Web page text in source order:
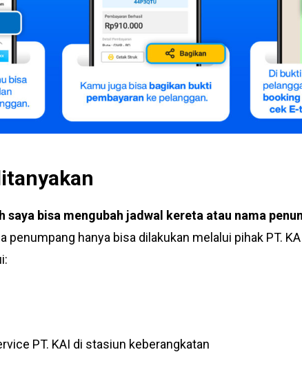
bisa mengubah jadwal kereta atau nama
penumpang hanya bisa dilakukan melalui pihak PT.
PT. KAI di stasiun keberangkatan